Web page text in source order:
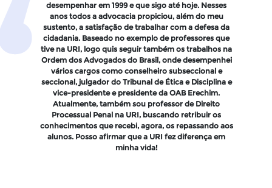
defensora pública, através do conhecimento
adquirido dos professores, dos incentivos e da
O curso de oratória e a pós-graduação em
conciliação e mediação de conflitos, me
uma atuação mais qualificada e
humanizada, essenciais no meu dia a dia.
desempenhar em 1999 e que sigo até hoje. Nesses
anos todos a advocacia propiciou, além do meu
sustento, a satisfação de trabalhar com a defesa da
cidadania. Baseado no exemplo de professores que
tive na URI, logo quis seguir também os trabalhos na
Ordem dos Advogados do Brasil, onde desempenhei
vários cargos como conselheiro subseccional e
seccional, julgador do Tribunal de Ética e Disciplina e
vice-presidente e presidente da OAB Erechim.
Atualmente, também sou professor de Direito
Processual Penal na URI, buscando retribuir os
conhecimentos que recebi, agora, os repassando aos
alunos. Posso afirmar que a URI fez diferença em
minha vida!
01/2004 e com a preparação do curso, a
dos professores e muito esforço pessoal,
escritório e sou advogado desde então. Por
recomendo e agradeço.